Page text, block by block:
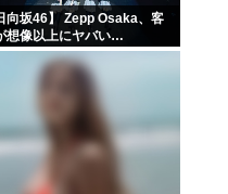
向坂46】 Zepp Osaka、客
想像以上にヤバい…